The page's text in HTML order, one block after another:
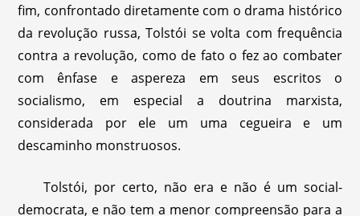
fim, confrontado diretamente com o drama histórico
da revolução russa, Tolstói se volta com frequência
contra a revolução, como de fato o fez ao combater
com ênfase e aspereza em seus escritos o
socialismo, em especial a doutrina marxista,
considerada por ele um uma cegueira e um
descaminho monstruosos.
Tolstói, por certo, não era e não é um social-
democrata, e não tem a menor compreensão para a